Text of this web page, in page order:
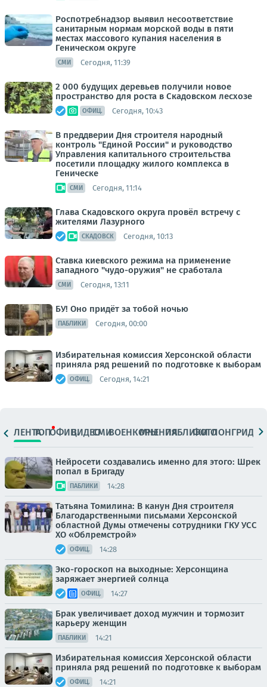
Роспотребнадзор выявил несоответствие
санитарным нормам морской воды в пяти
местах массового купания населения в
Геническом округе
СМИ Сегодня, 11:39
2 000 будущих деревьев получили новое
пространство для роста в Скадовском лесхозе
ОФИЦ. Сегодня, 10:43
В преддверии Дня строителя народный
контроль "Единой России" и руководство
Управления капитального строительства
посетили площадку жилого комплекса в
Геническе
СМИ Сегодня, 11:14
Глава Скадовского округа провёл встречу с
жителями Лазурного
СКАДОВСК Сегодня, 10:13
Ставка киевского режима на применение
западного "чудо-оружия" не сработала
СМИ Сегодня, 13:11
БУ! Оно придёт за тобой ночью
ПАБЛИКИ Сегодня, 00:00
Избирательная комиссия Херсонской области
приняла ряд решений по подготовке к выборам
ОФИЦ. Сегодня, 14:21
ЛЕНТАТОПОФИЦ.ВИДЕОСМИВОЕНКОРЫМНЕНИЯПАБЛИКИ
ФОТОЛОНГРИДЫ
Нейросети создавались именно для этого: Шрек
попал в Бригаду
ПАБЛИКИ 14:28
Татьяна Томилина: В канун Дня строителя
Благодарственными письмами Херсонской
областной Думы отмечены сотрудники ГКУ УСС
ХО «Облремстрой»
ОФИЦ. 14:28
Эко-гороскоп на выходные: Херсонщина
заряжает энергией солнца
ОФИЦ. 14:27
Брак увеличивает доход мужчин и тормозит
карьеру женщин
ПАБЛИКИ 14:21
Избирательная комиссия Херсонской области
приняла ряд решений по подготовке к выборам
ОФИЦ. 14:21